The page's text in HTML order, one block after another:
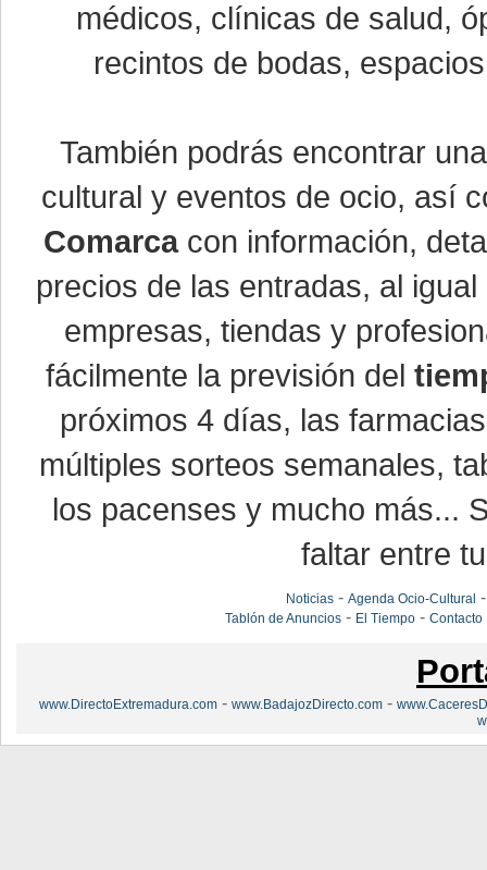
médicos, clínicas de salud,
recintos de bodas,
También podrás encontrar
cultural y eventos de ocio, así
Comarcacon información,
precios de las entradas, al
empresas, tiendas y
fácilmente la previsión del
próximos 4 días, las
múltiples sorteos semanales,
los pacenses y mucho más...
faltar entre
Noticias -Agenda Ocio-Cultural
Tablón de Anuncios - El Tiempo -Contacto
www.DirectoExtremadura.com - www.BadajozDirecto.com -